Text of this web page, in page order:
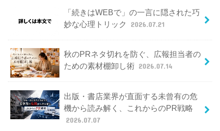
「続きはWEBで」の一言に隠された巧
妙な心理トリック
2026.07.21
秋のPRネタ切れを防ぐ、広報担当者の
ための素材棚卸し術 2026.07.14
出版・書店業界が直面する未曾有の危
機から読み解く、これからのPR戦略
2026.07.07